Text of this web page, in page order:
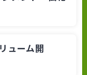
ューム開